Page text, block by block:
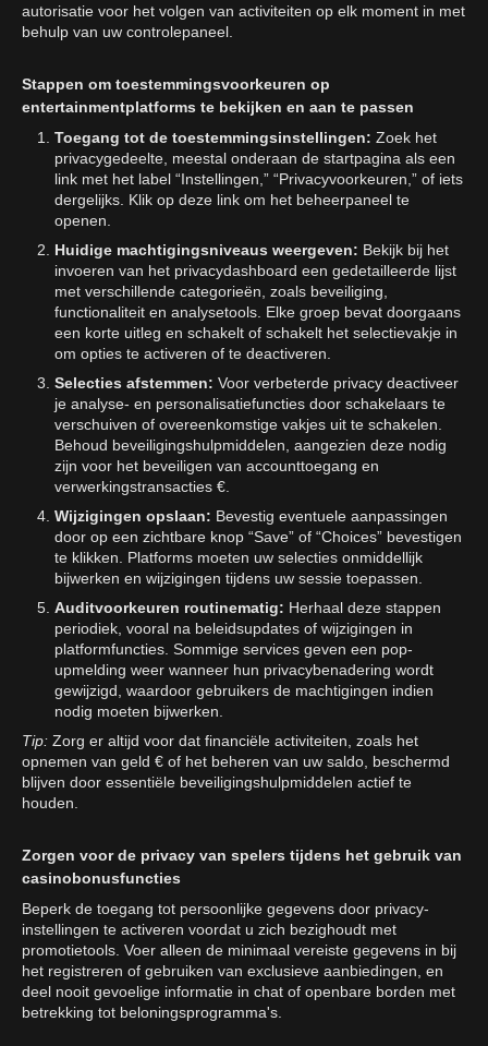
autorisatie voor het volgen van activiteiten op elk moment in met
behulp van uw controlepaneel.
Stappen om toestemmingsvoorkeuren op
entertainmentplatforms te bekijken en aan te passen
Toegang tot de toestemmingsinstellingen: Zoek het
privacygedeelte, meestal onderaan de startpagina als een
link met het label “Instellingen,” “Privacyvoorkeuren,” of iets
dergelijks. Klik op deze link om het beheerpaneel te
openen.
Huidige machtigingsniveaus weergeven: Bekijk bij het
invoeren van het privacydashboard een gedetailleerde lijst
met verschillende categorieën, zoals beveiliging,
functionaliteit en analysetools. Elke groep bevat doorgaans
een korte uitleg en schakelt of schakelt het selectievakje in
om opties te activeren of te deactiveren.
Selecties afstemmen: Voor verbeterde privacy deactiveer
je analyse- en personalisatiefuncties door schakelaars te
verschuiven of overeenkomstige vakjes uit te schakelen.
Behoud beveiligingshulpmiddelen, aangezien deze nodig
zijn voor het beveiligen van accounttoegang en
verwerkingstransacties €.
Wijzigingen opslaan: Bevestig eventuele aanpassingen
door op een zichtbare knop “Save” of “Choices” bevestigen
te klikken. Platforms moeten uw selecties onmiddellijk
bijwerken en wijzigingen tijdens uw sessie toepassen.
Auditvoorkeuren routinematig: Herhaal deze stappen
periodiek, vooral na beleidsupdates of wijzigingen in
platformfuncties. Sommige services geven een pop-
upmelding weer wanneer hun privacybenadering wordt
gewijzigd, waardoor gebruikers de machtigingen indien
nodig moeten bijwerken.
Tip: Zorg er altijd voor dat financiële activiteiten, zoals het
opnemen van geld € of het beheren van uw saldo, beschermd
blijven door essentiële beveiligingshulpmiddelen actief te
houden.
Zorgen voor de privacy van spelers tijdens het gebruik van
casinobonusfuncties
Beperk de toegang tot persoonlijke gegevens door privacy-
instellingen te activeren voordat u zich bezighoudt met
promotietools. Voer alleen de minimaal vereiste gegevens in bij
het registreren of gebruiken van exclusieve aanbiedingen, en
deel nooit gevoelige informatie in chat of openbare borden met
betrekking tot beloningsprogramma's.